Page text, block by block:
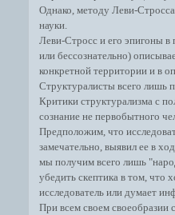
Однако, методу Леви-
науки.
Леви-Стросс и его эпигоны в
или бессознательно)
конкретной территории и в
Структуралисты всего лишь
Критики структурализма с
сознание не первобытного
Предположим, что
замечательно, выявил ее в
мы получим всего лишь
убедить скептика в том, что
исследователь или думает
При всем своем своеобразии